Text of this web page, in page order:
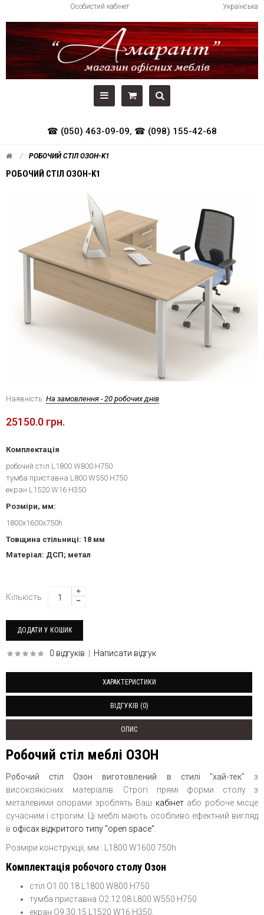
Українська
Особистий кабінет
☎ (050) 463-09-09, ☎ (098) 155-42-68
РОБОЧИЙ СТІЛ ОЗОН-K1
РОБОЧИЙ СТІЛ ОЗОН-K1
Наявність: На замовлення - 20 робочих днів
25150.0 грн.
Комплектація
робочий стіл L1800 W800 H750
тумба приставна L800 W550 H750
екран L1520 W16 H350
Розміри, мм:
1800х1600х750h
Товщина стільниці: 18 мм
Матеріал: ДСП; метал
Кількість
0 відгуків Написати відгук
ХАРАКТЕРИСТИКИ
ВІДГУКІВ (0)
ОПИС
Робочий стіл меблі ОЗОН
Робочий стіл Озон виготовлений в стилі "хай-тек" з
високоякісних матеріалів. Строгі прямі форми столу з
металевими опорами зроблять Ваш кабінетабо робоче місце
сучасним і строгим. Ці меблі мають особливо ефектний вигляд
в офісах відкритого типу "open spaсe"
Розміри конструкції, мм : L1800 W1600 750h
Комплектація робочого столу Озон
стіл O1.00.18 L1800 W800 H750
тумба приставна O2.12.08 L800 W550 H750
екран O9.30.15 L1520 W16 H350.